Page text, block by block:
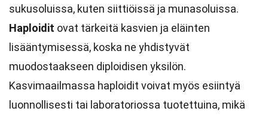
sukusoluissa, kuten siittiöissä ja munasoluissa.
Haploidit ovat tärkeitä kasvien ja eläinten
lisääntymisessä, koska ne yhdistyvät
muodostaakseen diploidisen yksilön.
Kasvimaailmassa haploidit voivat myös esiintyä
luonnollisesti tai laboratoriossa tuotettuina, mikä